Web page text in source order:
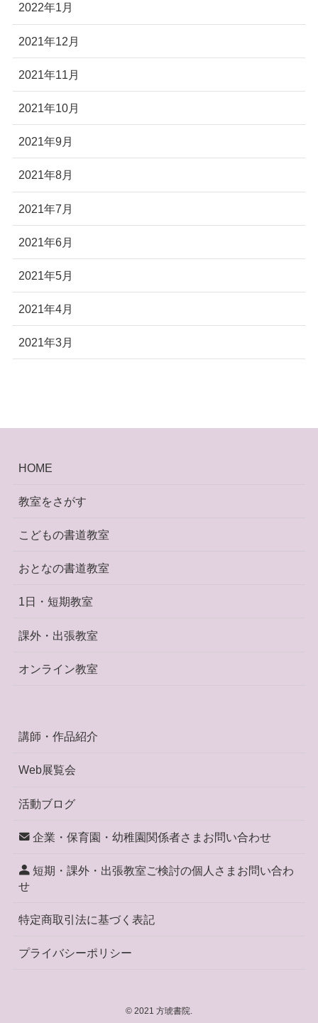
2022年1月
2021年12月
2021年11月
2021年10月
2021年9月
2021年8月
2021年7月
2021年6月
2021年5月
2021年4月
2021年3月
HOME
教室をさがす
こどもの書道教室
おとなの書道教室
1日・短期教室
課外・出張教室
オンライン教室
講師・作品紹介
Web展覧会
活動ブログ
企業・保育園・幼稚園関係者さまお問い合わせ
短期・課外・出張教室ご検討の個人さまお問い合わ
せ
特定商取引法に基づく表記
プライバシーポリシー
© 2021 方琥書院.